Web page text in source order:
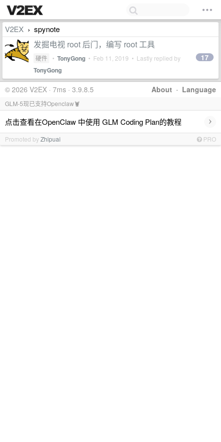
V2EX › spynote
发掘电视 root 后门，编写 root 工具
硬件 • TonyGong • Feb 11, 2019 • Lastly replied by
TonyGong
17
About · Language
© 2026 V2EX · 7ms · 3.9.8.5
GLM-5现已支持Openclaw🦞
点击查看在OpenClaw 中使用 GLM Coding Plan的教程 ›
Promoted byZhipuai PRO